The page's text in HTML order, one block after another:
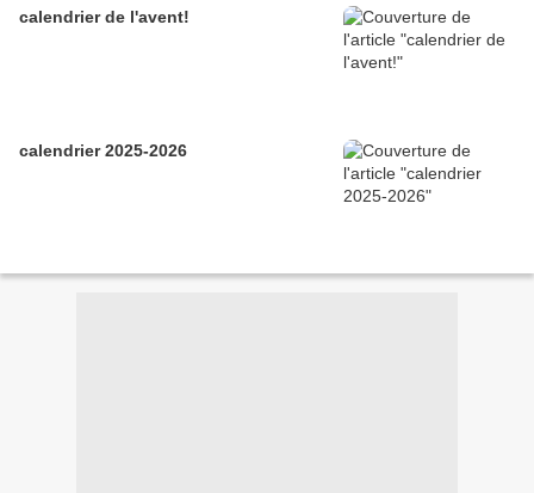
calendrier de l'avent!
calendrier 2025-2026